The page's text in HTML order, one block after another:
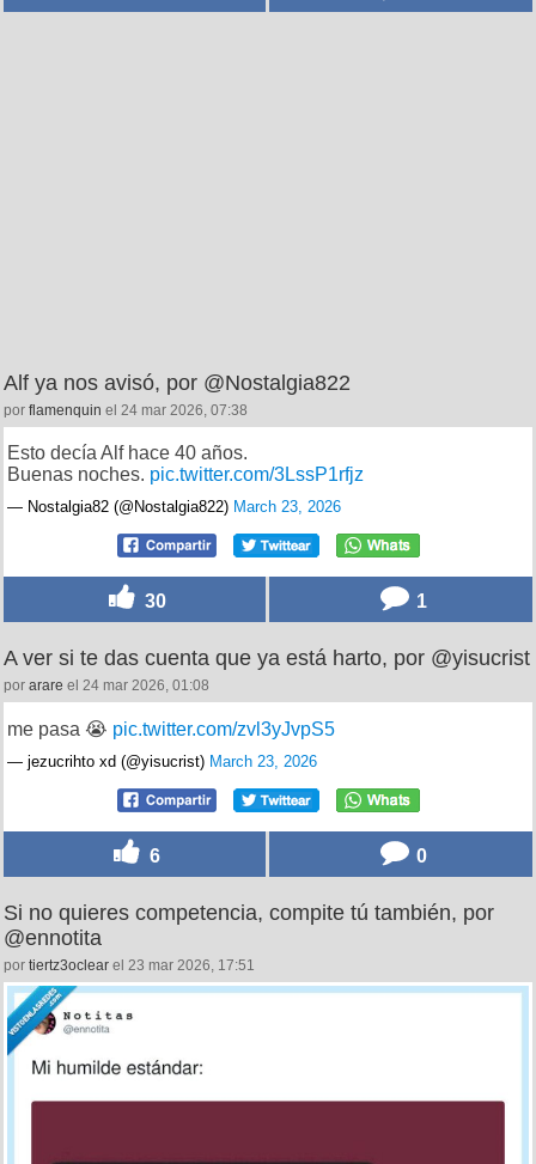
Alf ya nos avisó, por @Nostalgia822
por flamenquin el 24 mar 2026, 07:38
Esto decía Alf hace 40 años.
Buenas noches. pic.twitter.com/3LssP1rfjz
— Nostalgia82 (@Nostalgia822) March 23, 2026
30 1
A ver si te das cuenta que ya está harto, por @yisucrist
por arare el 24 mar 2026, 01:08
me pasa 😭 pic.twitter.com/zvl3yJvpS5
— jezucrihto xd (@yisucrist) March 23, 2026
6 0
Si no quieres competencia, compite tú también, por
@ennotita
por tiertz3oclear el 23 mar 2026, 17:51